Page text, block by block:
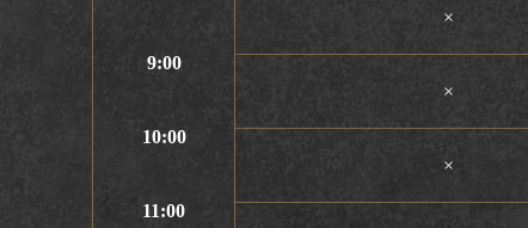
×
9:00
×
10:00
×
11:00